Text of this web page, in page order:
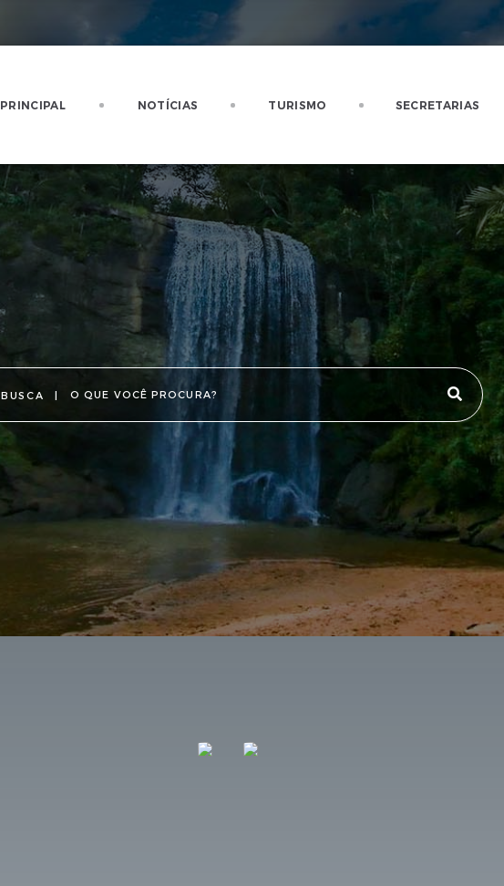
PRINCIPAL NOTÍCIAS TURISMO SECRETARIAS
BUSCA